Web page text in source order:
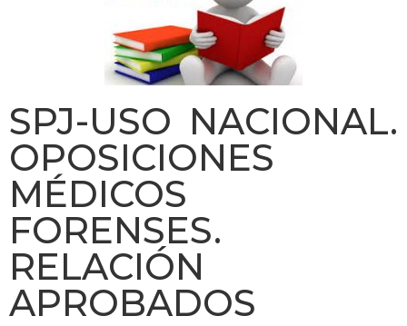
SPJ-USO NACIONAL.
OPOSICIONES
MÉDICOS
FORENSES.
RELACIÓN
APROBADOS